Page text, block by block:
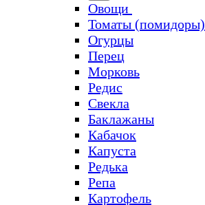
Овощи
Томаты (помидоры)
Огурцы
Перец
Морковь
Редис
Свекла
Баклажаны
Кабачок
Капуста
Редька
Репа
Картофель